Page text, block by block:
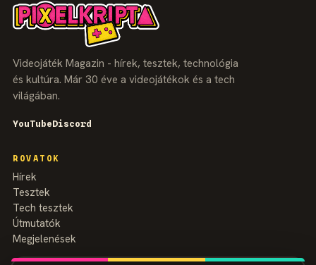
Videojáték Magazin - hírek, tesztek, technológia
és kultúra. Már 30 éve a videojátékok és a tech
világában.
YouTubeDiscord
ROVATOK
Hírek
Tesztek
Tech tesztek
Útmutatók
Megjelenések